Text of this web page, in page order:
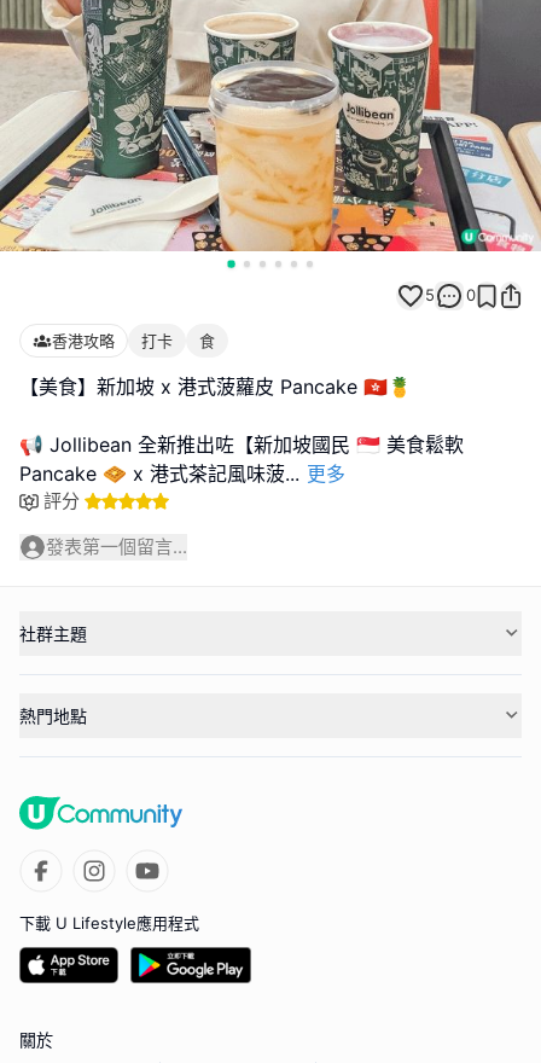
5 0
香港攻略 打卡 食
【美食】新加坡 x 港式菠蘿皮 Pancake 🇭🇰🍍
📢 Jollibean 全新推出咗【新加坡國民 🇸🇬 美食鬆軟
Pancake 🧇 x 港式茶記風味菠... 更多
評分
發表第一個留言...
社群主題
熱門地點
下載 U Lifestyle應用程式
關於